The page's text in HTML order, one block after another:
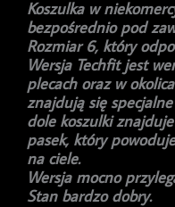
Koszulka w
bezpośrednio pod
Rozmiar 6, który
Wersja Techfit jest
plecach oraz w
znajdują się
dole koszulki
pasek, który
na ciele.
Wersja mocno
Stan bardzo dobry.